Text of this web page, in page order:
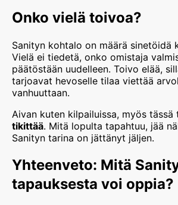
Onko vielä toivoa?
Sanityn kohtalo on määrä sinetöidä
Vielä ei tiedetä, onko omistaja
päätöstään uudelleen. Toivo elää,
tarjoavat hevoselle tilaa viettää
vanhuuttaan.
Aivan kuten kilpailuissa, myös tässä
tikittää. Mitä lopulta tapahtuu, jää
Sanityn tarina on jättänyt jäljen.
Yhteenveto: Mitä
tapauksesta voi oppia?